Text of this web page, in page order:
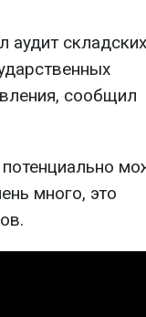
аудит складских
сообщил
много, это